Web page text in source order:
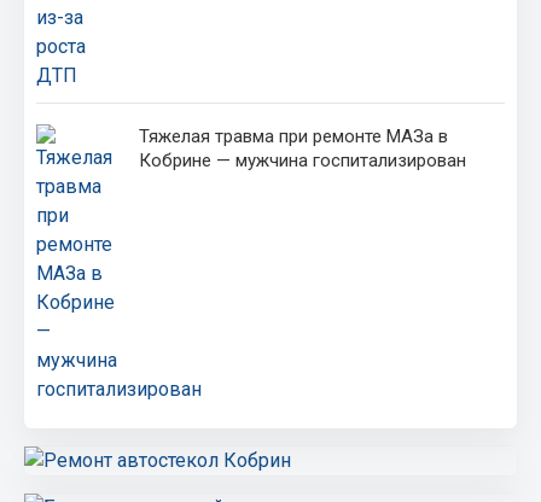
Тяжелая травма при ремонте МАЗа в
Кобрине — мужчина госпитализирован